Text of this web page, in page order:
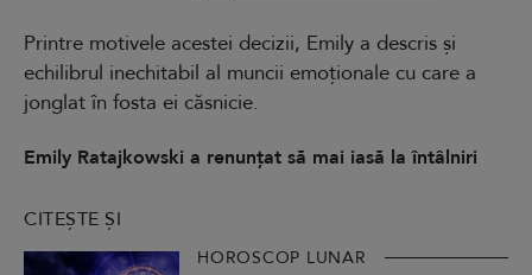
Printre motivele acestei decizii, Emily a descris și
echilibrul inechitabil al muncii emoționale cu care a
jonglat în fosta ei căsnicie.
Emily Ratajkowski a renunțat să mai iasă la întâlniri
CITEȘTE ȘI
HOROSCOP LUNAR